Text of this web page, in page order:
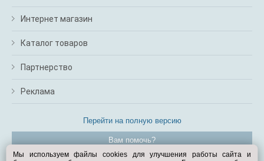
Интернет магазин
Каталог товаров
Партнерство
Реклама
Перейти на полную версию
Вам помочь?
Мы используем файлы cookies для улучшения работы сайта и